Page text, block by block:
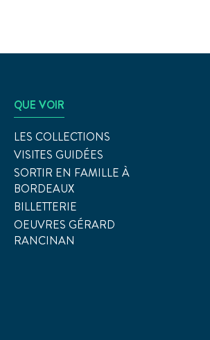
QUE VOIR
LES COLLECTIONS
VISITES GUIDÉES
SORTIR EN FAMILLE À
BORDEAUX
BILLETTERIE
OEUVRES GÉRARD
RANCINAN